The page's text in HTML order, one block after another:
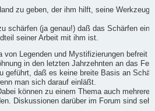
zu geben, der ihm hilft, seine
schärfen (ja genau!) daß das Schärfen
seiner Arbeit mit ihm ist.
von Legenden und Mystifizierungen befreit
in den letzten Jahrzehnten an das
geführt, daß es keine breite Basis an
man sich darauf einläßt.
können zu einem Thema auch mehrere
Diskussionen darüber im Forum sind